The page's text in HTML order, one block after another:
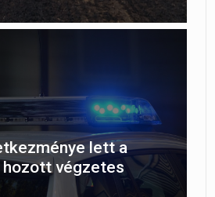
lett a
hozott végzetes